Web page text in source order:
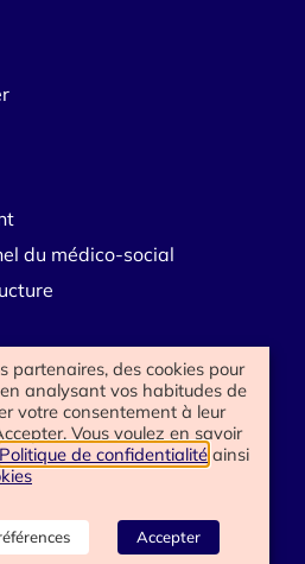
du médico-social
partenaires, des cookies pour
analysant vos habitudes de
votre consentement à leur
Vous voulez en savoir
Politique de confidentialité ainsi
Accepter